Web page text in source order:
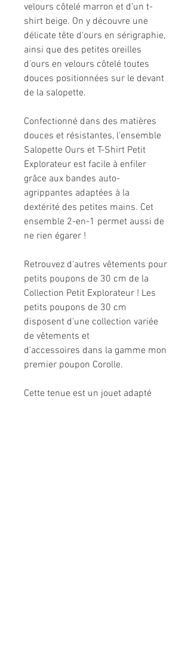
velours côtelé marron et d'un t-
shirt beige. On y découvre une
délicate tête d'ours en sérigraphie,
ainsi que des petites oreilles
d'ours en velours côtelé toutes
douces positionnées sur le devant
de la salopette.
Confectionné dans des matières
douces et résistantes, l'ensemble
Salopette Ours et T-Shirt Petit
Explorateur est facile à enfiler
grâce aux bandes auto-
agrippantes adaptées à la
dextérité des petites mains. Cet
ensemble 2-en-1 permet aussi de
ne rien égarer !
Retrouvez d'autres vêtements pour
petits poupons de 30 cm de la
Collection Petit Explorateur ! Les
petits poupons de 30 cm
disposent d'une collection variée
de vêtements et
d'accessoires dans la gamme mon
premier poupon Corolle.
Cette tenue est un jouet adapté